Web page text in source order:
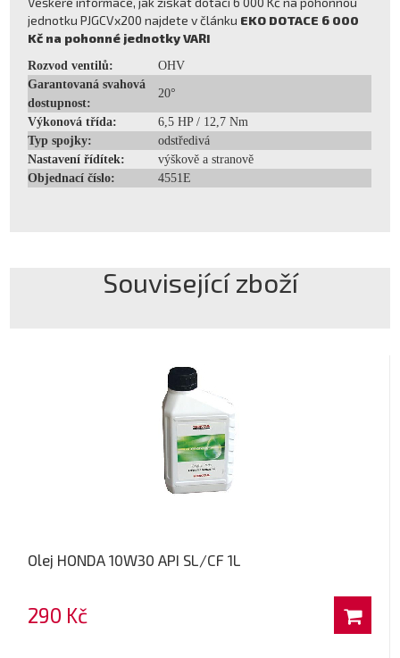
jednotku PJGCVx200 najdete v článku EKO DOTACE 6 000
Kč na pohonné jednotky VARI
Rozvod ventilů:
OHV
Garantovaná svahová
dostupnost:
20°
Výkonová třída:
6,5 HP / 12,7 Nm
Typ spojky:
odstředivá
Nastavení řídítek:
výškově a stranově
Objednací číslo:
4551E
Související zboží
Olej HONDA 10W30 API SL/CF 1L
290 Kč